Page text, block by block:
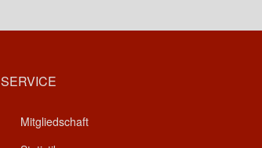
SERVICE
Mitgliedschaft